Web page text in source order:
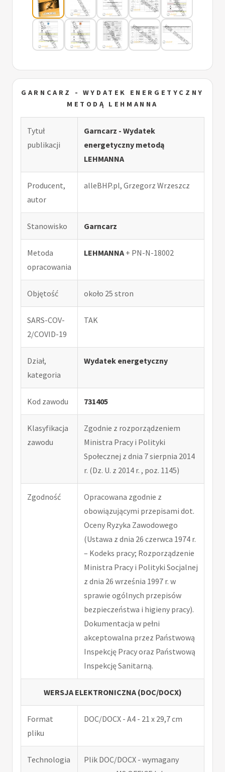
GARNCARZ - WYDATEK ENERGETYCZNY
METODĄ LEHMANNA
Tytuł
publikacji
Garncarz - Wydatek
energetyczny metodą
LEHMANNA
Producent,
autor
alleBHP.pl, Grzegorz Wrzeszcz
Stanowisko Garncarz
Metoda
opracowania
LEHMANNA + PN-N-18002
Objętość około 25 stron
SARS-COV-
2/COVID-19
TAK
Dział,
kategoria
Wydatek energetyczny
Kod zawodu 731405
Klasyfikacja
zawodu
Zgodnie z rozporządzeniem
Ministra Pracy i Polityki
Społecznej z dnia 7 sierpnia 2014
r. (Dz. U. z 2014 r. , poz. 1145)
Zgodność
Opracowana zgodnie z
obowiązującymi przepisami dot.
Oceny Ryzyka Zawodowego
(Ustawa z dnia 26 czerwca 1974 r.
– Kodeks pracy; Rozporządzenie
Ministra Pracy i Polityki Socjalnej
z dnia 26 września 1997 r. w
sprawie ogólnych przepisów
bezpieczeństwa i higieny pracy).
Dokumentacja w pełni
akceptowalna przez Państwową
Inspekcję Pracy oraz Państwową
Inspekcję Sanitarną.
WERSJA ELEKTRONICZNA (DOC/DOCX)
Format
pliku
DOC/DOCX - A4 - 21 x 29,7 cm
Technologia
Plik DOC/DOCX - wymagany